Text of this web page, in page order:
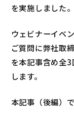
を実施しました。
ウェビナーイベ
ご質問に弊社取
を本記事含め全
します。
本記事（後編）